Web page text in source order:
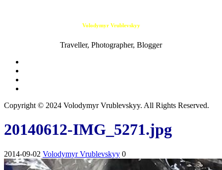
Volodymyr Vrublevskyy
Traveller, Photographer, Blogger
Copyright © 2024 Volodymyr Vrublevskyy. All Rights Reserved.
20140612-IMG_5271.jpg
2014-09-02 Volodymyr Vrublevskyy 0